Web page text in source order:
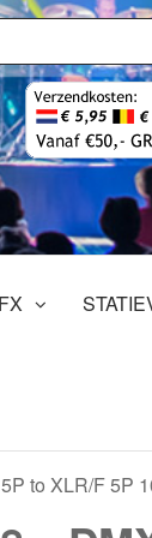
to XLR/F 5P